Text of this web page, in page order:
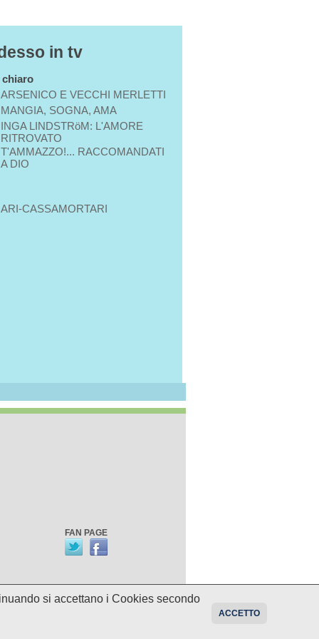
in tv
ARSENICO E VECCHI MERLETTI
MANGIA, SOGNA, AMA
INGA LINDSTRöM: L'AMORE
RITROVATO
T'AMMAZZO!... RACCOMANDATI
A DIO
ARI-CASSAMORTARI
FAN PAGE
programmi potrebbero essere
si accettano i Cookies secondo
ACCETTO